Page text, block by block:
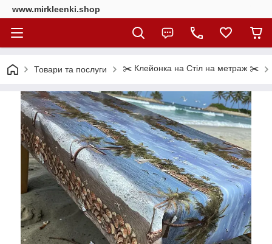
www.mirkleenki.shop
Товари та послуги ✂️ Клейонка на Стіл на метраж ✂️